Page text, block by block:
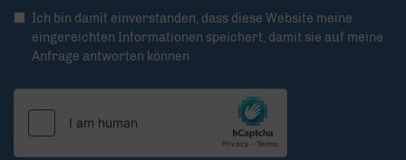
Ich bin damit einverstanden, dass diese Website meine
eingereichten Informationen speichert, damit sie auf meine
Anfrage antworten können